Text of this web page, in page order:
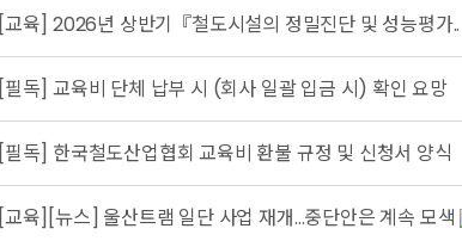
[교육] 2026년 상반기『철도시설의 정밀진단 및 성능평가..
[필독] 교육비 단체 납부 시 (회사 일괄 입금 시) 확인 요망
[필독] 한국철도산업협회 교육비 환불 규정 및 신청서 양식
[교육][뉴스] 울산트램 일단 사업 재개…중단안은 계속 모색